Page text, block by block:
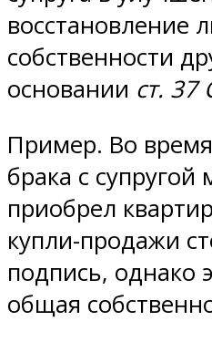
восстановление
собственности
основании ст. 37
Пример. Во
брака с
приобрел
купли-продажи
подпись, однако
общая